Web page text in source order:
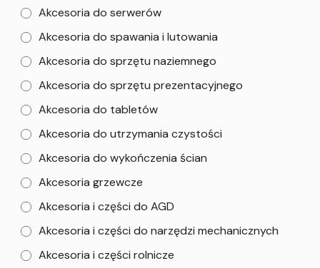
Akcesoria do serwerów
Akcesoria do spawania i lutowania
Akcesoria do sprzętu naziemnego
Akcesoria do sprzętu prezentacyjnego
Akcesoria do tabletów
Akcesoria do utrzymania czystości
Akcesoria do wykończenia ścian
Akcesoria grzewcze
Akcesoria i części do AGD
Akcesoria i części do narzędzi mechanicznych
Akcesoria i części rolnicze